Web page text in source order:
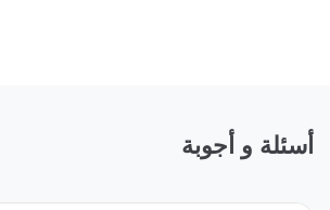
أسئلة و أجوبة